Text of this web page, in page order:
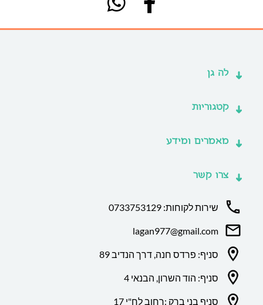
לה גן
קטגוריות
מאמרים ומידע
צרו קשר
שירות לקוחות: 0733753129
lagan977@gmail.com
סניף: פרדס חנה, דרך הנדיב 89
סניף: הוד השרון, הבנאי 4
סניף בני ברק :רחוב לח"י 17